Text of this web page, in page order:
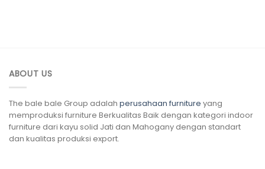
ABOUT US
The bale bale Group adalah perusahaan furniture yang
memproduksi furniture Berkualitas Baik dengan kategori indoor
furniture dari kayu solid Jati dan Mahogany dengan standart
dan kualitas produksi export.